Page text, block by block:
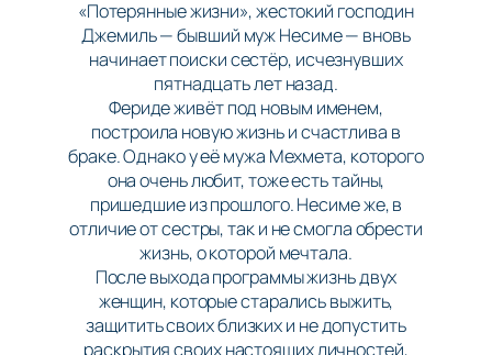
«Потерянные жизни», жестокий господин
Джемиль — бывший муж Несиме — вновь
начинает поиски сестёр, исчезнувших
пятнадцать лет назад.
Фериде живёт под новым именем,
построила новую жизнь и счастлива в
браке. Однако у её мужа Мехмета, которого
она очень любит, тоже есть тайны,
пришедшие из прошлого. Несиме же, в
отличие от сестры, так и не смогла обрести
жизнь, о которой мечтала.
После выхода программы жизнь двух
женщин, которые старались выжить,
защитить своих близких и не допустить
раскрытия своих настоящих личностей,